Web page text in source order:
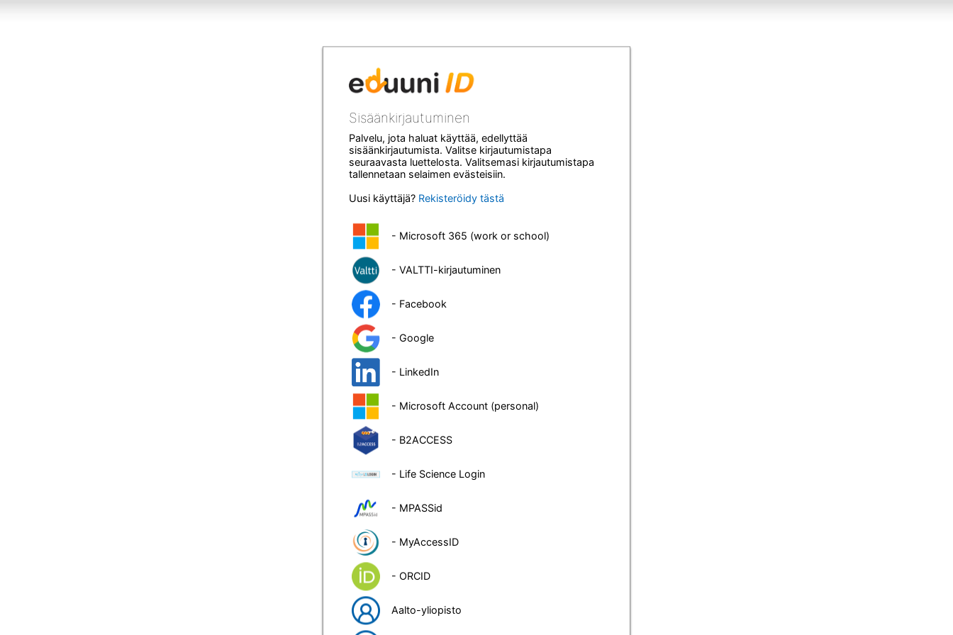
Sisäänkirjautuminen
Palvelu, jota haluat käyttää, edellyttää
sisäänkirjautumista. Valitse kirjautumistapa
seuraavasta luettelosta. Valitsemasi kirjautumistapa
tallennetaan selaimen evästeisiin.
Uusi käyttäjä? Rekisteröidy tästä
- Microsoft 365 (work or school)
- VALTTI-kirjautuminen
- Facebook
- Google
- LinkedIn
- Microsoft Account (personal)
- B2ACCESS
- Life Science Login
- MPASSid
- MyAccessID
- ORCID
Aalto-yliopisto